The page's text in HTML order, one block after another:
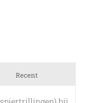
Recent